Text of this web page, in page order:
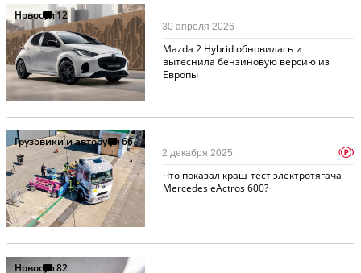
Новости12
Mazda 2 Hybrid обновилась и
вытеснила бензиновую версию из
Европы
30 апреля 2026
Грузовики и автобусы66
Что показал краш-тест электротягача
Mercedes eActros 600?
2 декабря 2025 p
Новости82